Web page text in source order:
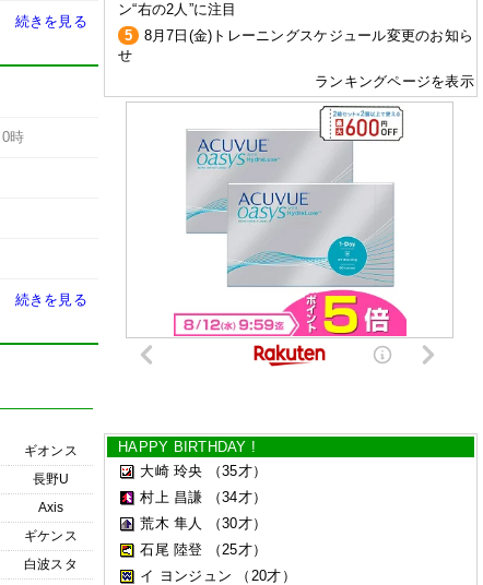
続きを見る
0時
続きを見る
ギオンス
長野U
Axis
ギケンス
白波スタ
ン“右の2人”に注目
5
8月7日(金)トレーニングスケジュール変更のお知ら
せ
ランキングページを表示
HAPPY BIRTHDAY !
大崎 玲央
（35才）
村上 昌謙
（34才）
荒木 隼人
（30才）
石尾 陸登
（25才）
イ ヨンジュン
（20才）